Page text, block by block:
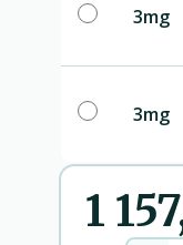
3mg
3mg
1